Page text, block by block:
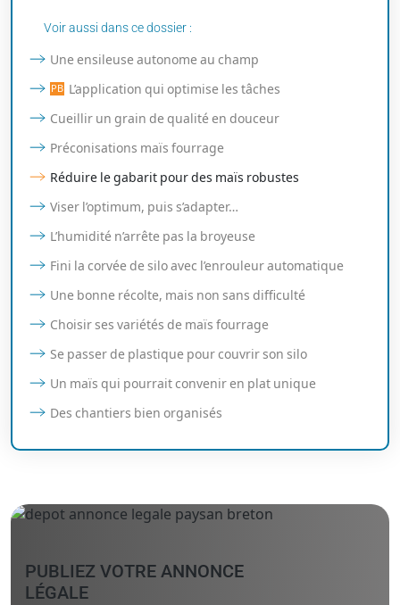
Voir aussi dans ce dossier :
Une ensileuse autonome au champ
L’application qui optimise les tâches
Cueillir un grain de qualité en douceur
Préconisations maïs fourrage
Réduire le gabarit pour des maïs robustes
Viser l’optimum, puis s’adapter…
L’humidité n’arrête pas la broyeuse
Fini la corvée de silo avec l’enrouleur automatique
Une bonne récolte, mais non sans difficulté
Choisir ses variétés de maïs fourrage
Se passer de plastique pour couvrir son silo
Un maïs qui pourrait convenir en plat unique
Des chantiers bien organisés
PUBLIEZ VOTRE ANNONCE
LÉGALE